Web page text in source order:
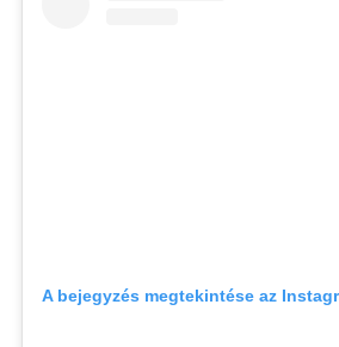
A bejegyzés megtekintése az